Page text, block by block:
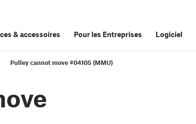
&accessoires Pour les Entreprises Logiciel
Pulley cannot move #04105 (MMU)